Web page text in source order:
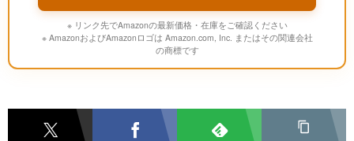
※ リンク先でAmazonの最新価格・在庫をご確認ください
※ AmazonおよびAmazonロゴは Amazon.com, Inc. またはその関連会社
の商標です